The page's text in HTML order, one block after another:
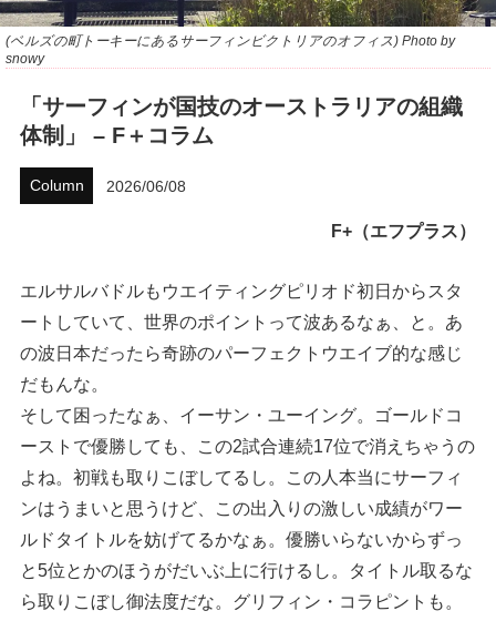
(ベルズの町トーキーにあるサーフィンビクトリアのオフィス) Photo by
snowy
「サーフィンが国技のオーストラリアの組織
体制」 – F＋コラム
Column 2026/06/08
F+（エフプラス）
エルサルバドルもウエイティングピリオド初日からスタ
ートしていて、世界のポイントって波あるなぁ、と。あ
の波日本だったら奇跡のパーフェクトウエイブ的な感じ
だもんな。
そして困ったなぁ、イーサン・ユーイング。ゴールドコ
ーストで優勝しても、この2試合連続17位で消えちゃうの
よね。初戦も取りこぼしてるし。この人本当にサーフィ
ンはうまいと思うけど、この出入りの激しい成績がワー
ルドタイトルを妨げてるかなぁ。優勝いらないからずっ
と5位とかのほうがだいぶ上に行けるし。タイトル取るな
ら取りこぼし御法度だな。グリフィン・コラピントも。
特集
ハウツー
ホリデースタイル
イベント・リリース